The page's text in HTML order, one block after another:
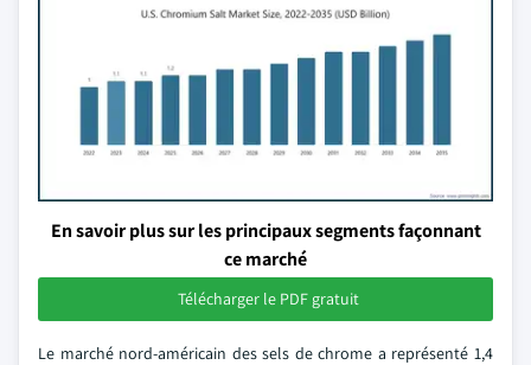
En savoir plus sur les principaux segments façonnant
ce marché
Télécharger le PDF gratuit
Le marché nord-américain des sels de chrome a représenté 1,4